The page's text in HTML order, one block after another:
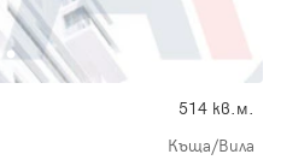
514 кв.м.
Къща/Вила